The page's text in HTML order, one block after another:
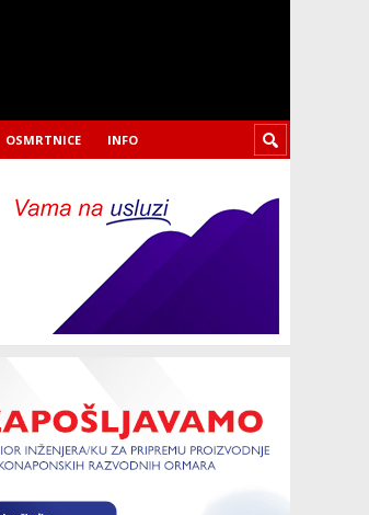
OSMRTNICE INFO